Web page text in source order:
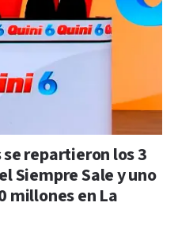
repartieron los 3
Siempre Sale y uno
millones en La